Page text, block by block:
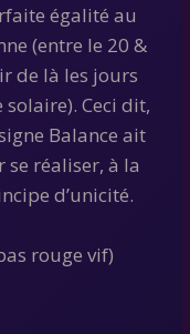
égalité au
(entre le 20 &
de là les jours
Ceci dit,
Balance ait
réaliser, à la
d’unicité.
rouge vif)